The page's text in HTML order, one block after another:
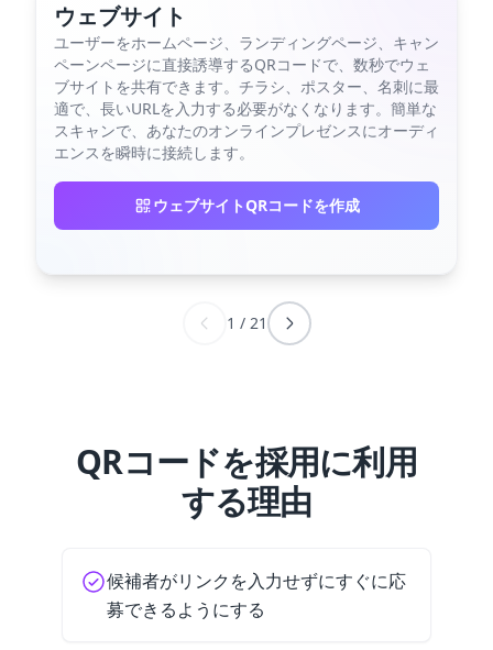
ウェブサイト
ユーザーをホームページ、ランディングページ、キャン
ペーンページに直接誘導するQRコードで、数秒でウェ
ブサイトを共有できます。チラシ、ポスター、名刺に最
適で、長いURLを入力する必要がなくなります。簡単な
スキャンで、あなたのオンラインプレゼンスにオーディ
エンスを瞬時に接続します。
ウェブサイトQRコードを作成
1 / 21
QRコードを採用に利用
する理由
候補者がリンクを入力せずにすぐに応
募できるようにする